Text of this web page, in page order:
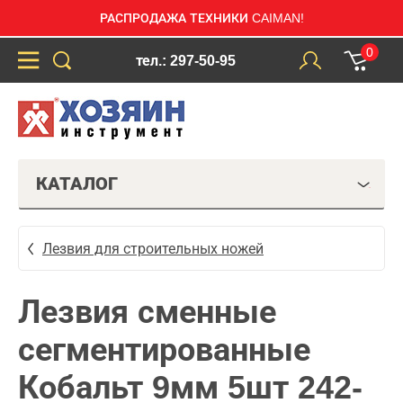
РАСПРОДАЖА ТЕХНИКИ CAIMAN!
тел.: 297-50-95
0
КАТАЛОГ
Лезвия для строительных ножей
Лезвия сменные
сегментированные
Кобальт 9мм 5шт 242-